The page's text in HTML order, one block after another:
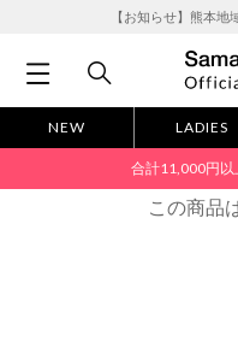
【お知らせ】熊本
NEW LADIES
合計11,000円
この商品